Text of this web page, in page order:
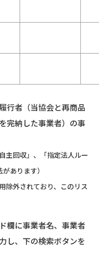
行者（当協会と再商品
完納した事業者）の事
主回収」、「指定法人ルー
あります）
除外されており、このリス
欄に事業者名、事業者
し、下の検索ボタンを